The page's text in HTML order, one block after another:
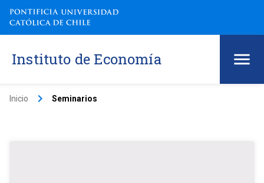
Instituto de Economía
Inicio keyboard_arrow_right Seminarios